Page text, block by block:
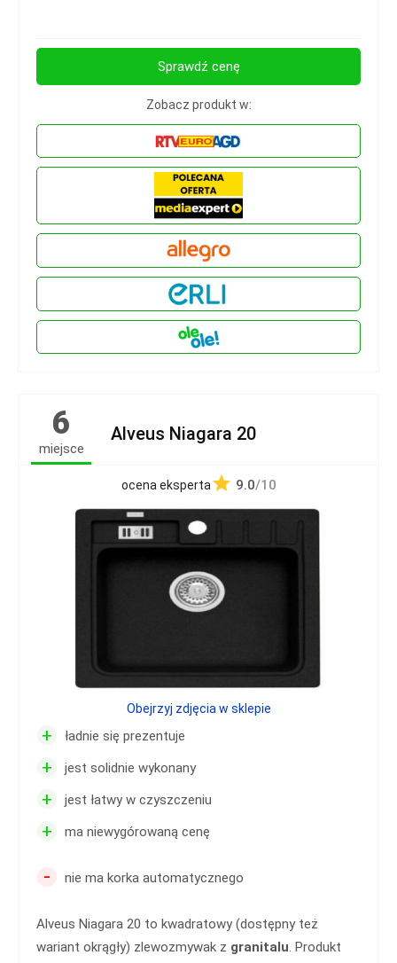
Sprawdź cenę
Zobacz produkt w:
6
miejsce
Alveus Niagara 20
ocena eksperta 9.0/10
+ ładnie się prezentuje
+ jest solidnie wykonany
+ jest łatwy w czyszczeniu
+ ma niewygórowaną cenę
- nie ma korka automatycznego
Alveus Niagara 20 to kwadratowy (dostępny też
wariant okrągły) zlewozmywak z granitalu . Produkt
Obejrzyj zdjęcia w sklepie